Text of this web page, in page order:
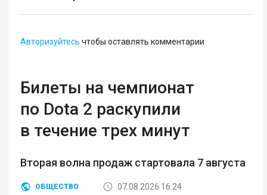
Авторизуйтесь чтобы оставлять комментарии
Билеты на чемпионат
по Dota 2 раскупили
в течение трех минут
Вторая волна продаж стартовала 7 августа
ОБЩЕСТВО
07.08.2026 16:24